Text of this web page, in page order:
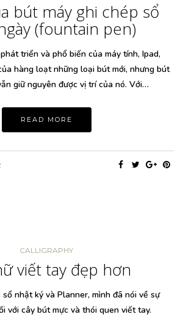
bút máy ghi chép sổ
(fountain pen)
triển và phổ biến của máy tính, Ipad,
hàng loạt những loại bút mới, nhưng bút
giữ nguyên được vị trí của nó. Với…
READ MORE
CALLIGRAPHY
viết tay đẹp hơn
nhật ký và Planner, mình đã nói về sự
với cây bút mực và thói quen viết tay.